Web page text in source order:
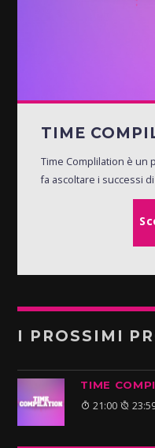
TIME
Time Complilation è un
fa ascoltare i successi
I PROSSIMI
TIME
21:00